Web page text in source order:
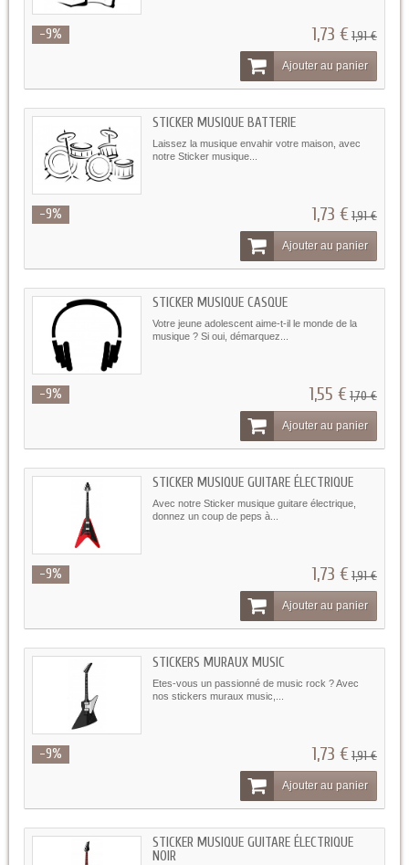
-9% 1,73 €1,91 €
Ajouter au panier
STICKER MUSIQUE BATTERIE
Laissez la musique envahir votre maison, avec
notre Sticker musique...
-9% 1,73 €1,91 €
Ajouter au panier
STICKER MUSIQUE CASQUE
Votre jeune adolescent aime-t-il le monde de la
musique ? Si oui, démarquez...
-9% 1,55 €1,70 €
Ajouter au panier
STICKER MUSIQUE GUITARE ÉLECTRIQUE
Avec notre Sticker musique guitare électrique,
donnez un coup de peps à...
-9% 1,73 €1,91 €
Ajouter au panier
STICKERS MURAUX MUSIC
Etes-vous un passionné de music rock ? Avec
nos stickers muraux music,...
-9% 1,73 €1,91 €
Ajouter au panier
STICKER MUSIQUE GUITARE ÉLECTRIQUE
NOIR